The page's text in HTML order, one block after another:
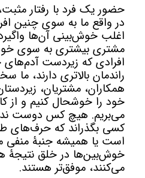
حضور یک فرد با رفتار
در واقع ما به سوی چنین
اغلب خوش‌بینی آن‌ها
مشتری بیشتری به سوی
افرادی که زیردست
راندمان بالاتری دارند، ما
همکاران، مشتریان،
خود را خوشحال کنیم و از
می‌بریم. هیچ کس دوست
کسی بگذراند که حرف‌های
است یا همیشه جنبۀ منفی
خوش‌بین‌ها در خلق نتیجۀ
می‌کنند، موفق‌تر هستند.